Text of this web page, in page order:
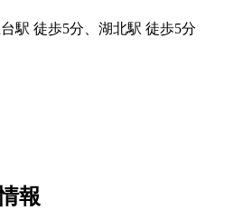
駅 徒歩5分、湖北駅 徒歩5分
報